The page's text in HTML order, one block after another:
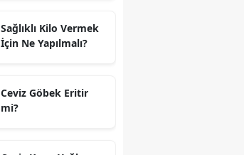
Sağlıklı Kilo Vermek
İçin Ne Yapılmalı?
Ceviz Göbek Eritir
mi?